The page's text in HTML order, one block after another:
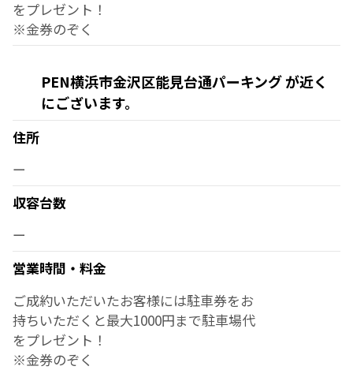
をプレゼント！
※金券のぞく
PEN横浜市金沢区能見台通パーキング が近く
にございます。
住所
ー
収容台数
ー
営業時間・料金
ご成約いただいたお客様には駐車券をお
持ちいただくと最大1000円まで駐車場代
をプレゼント！
※金券のぞく